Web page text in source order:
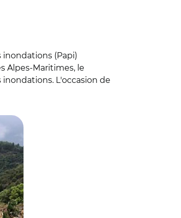
(Papi)
Alpes-Maritimes, le
L'occasion de